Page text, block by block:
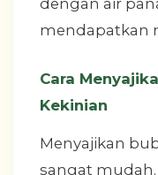
mendapatkan
Cara
Kekinian
Menyajikan
sangat